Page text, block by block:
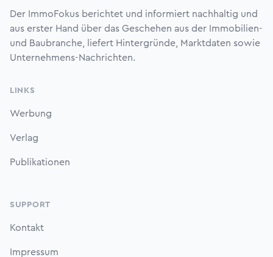
Der ImmoFokus berichtet und informiert nachhaltig und
aus erster Hand über das Geschehen aus der Immobilien-
und Baubranche, liefert Hintergründe, Marktdaten sowie
Unternehmens-Nachrichten.
LINKS
Werbung
Verlag
Publikationen
SUPPORT
Kontakt
Impressum